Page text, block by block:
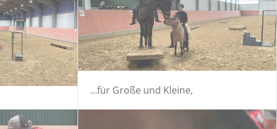
…für Große und Kleine,